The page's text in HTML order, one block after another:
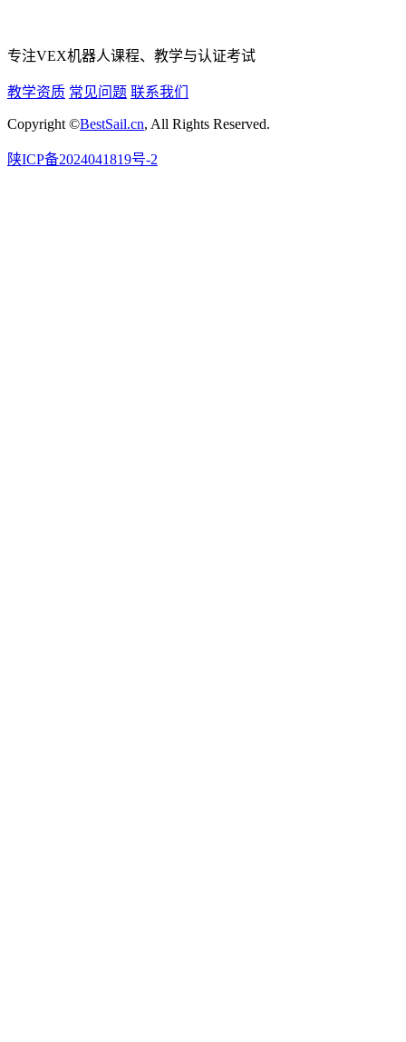
专注VEX机器人课程、教学与认证考试
教学资质 常见问题 联系我们
Copyright ©BestSail.cn, All Rights Reserved.
陕ICP备2024041819号-2